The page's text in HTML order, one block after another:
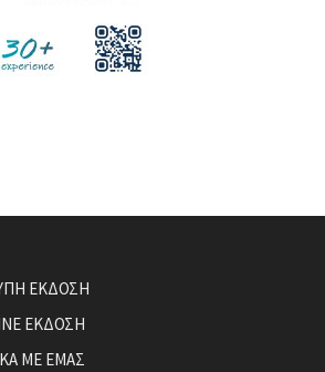
ΕΚΔΟΣΗ
ΕΚΔΟΣΗ
ΜΕ ΕΜΑΣ